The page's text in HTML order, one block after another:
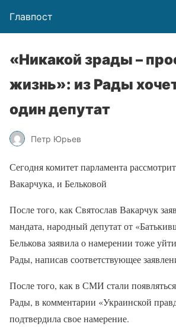
Главпост
«Никакой зрады –
жизнь»: из Рады
один депутат
Петр Юрьев
Сегодня комитет парламента
Вакарчука, и Бельковой
После того, как Святослав Вакарчук
мандата, народный депутат от
Белькова заявила о намерении тоже
Рады, написав соответствующее
После того, как в СМИ стали
Рады, в комментарии «Украинской
подтвердила свое намерение.